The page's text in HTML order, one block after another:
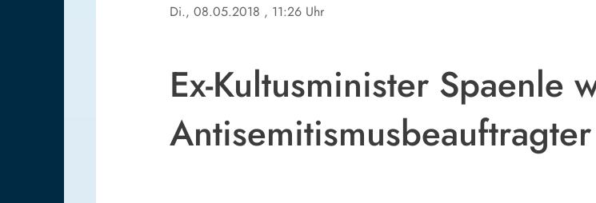
Di., 08.05.2018 , 11:26 Uhr
Ex-Kultusminister Spaenle
Antisemitismusbeauftragter